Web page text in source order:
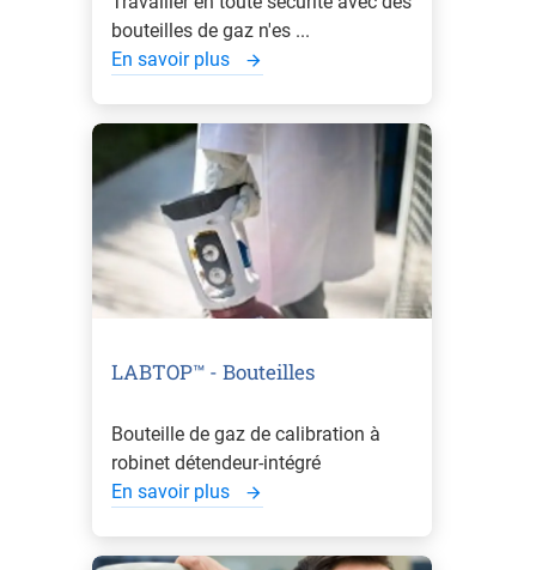
bouteilles de gaz n'es ...
En savoir plus
LABTOP™ - Bouteilles
Bouteille de gaz de calibration à
robinet détendeur-intégré
En savoir plus